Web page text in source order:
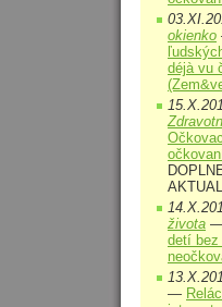
okienko
déjà vu
života
detí
—